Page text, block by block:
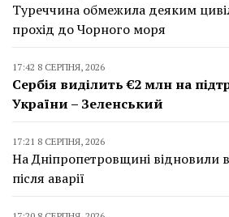
Туреччина обмежила деяким
прохід до Чорного моря
17:42 8 СЕРПНЯ, 2026
Сербія виділить €2 млн на
України – Зеленський
17:21 8 СЕРПНЯ, 2026
На Дніпропетровщині відновили
після аварії